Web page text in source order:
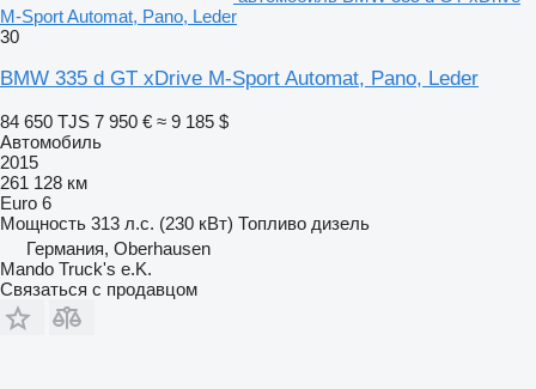
M-Sport Automat, Pano, Leder
30
BMW 335 d GT xDrive M-Sport Automat, Pano, Leder
84 650 TJS 7 950 € ≈ 9 185 $
Автомобиль
2015
261 128 км
Euro 6
Мощность 313 л.с. (230 кВт) Топливо дизель
Германия, Oberhausen
Mando Truck's e.K.
Связаться с продавцом